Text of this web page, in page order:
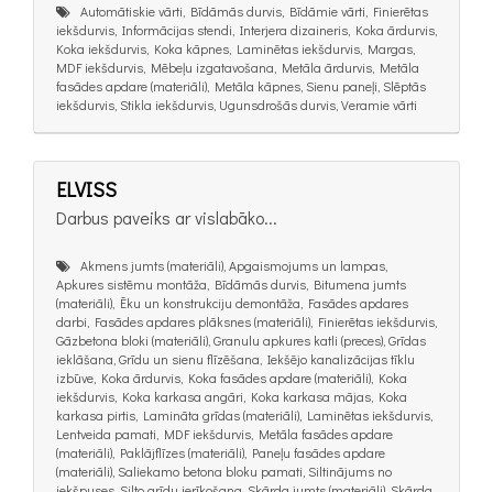
Automātiskie vārti, Bīdāmās durvis, Bīdāmie vārti, Finierētas
iekšdurvis, Informācijas stendi, Interjera dizaineris, Koka ārdurvis,
Koka iekšdurvis, Koka kāpnes, Laminētas iekšdurvis, Margas,
MDF iekšdurvis, Mēbeļu izgatavošana, Metāla ārdurvis, Metāla
fasādes apdare (materiāli), Metāla kāpnes, Sienu paneļi, Slēptās
iekšdurvis, Stikla iekšdurvis, Ugunsdrošās durvis, Veramie vārti
ELVISS
Darbus paveiks ar vislabāko...
Akmens jumts (materiāli), Apgaismojums un lampas,
Apkures sistēmu montāža, Bīdāmās durvis, Bitumena jumts
(materiāli), Ēku un konstrukciju demontāža, Fasādes apdares
darbi, Fasādes apdares plāksnes (materiāli), Finierētas iekšdurvis,
Gāzbetona bloki (materiāli), Granulu apkures katli (preces), Grīdas
ieklāšana, Grīdu un sienu flīzēšana, Iekšējo kanalizācijas tīklu
izbūve, Koka ārdurvis, Koka fasādes apdare (materiāli), Koka
iekšdurvis, Koka karkasa angāri, Koka karkasa mājas, Koka
karkasa pirtis, Lamināta grīdas (materiāli), Laminētas iekšdurvis,
Lentveida pamati, MDF iekšdurvis, Metāla fasādes apdare
(materiāli), Paklājflīzes (materiāli), Paneļu fasādes apdare
(materiāli), Saliekamo betona bloku pamati, Siltinājums no